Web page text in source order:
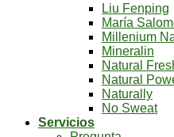
Liu Fenping
María
Millenium
Mineralin
Natural
Natural
Naturally
No Sweat
Servicios